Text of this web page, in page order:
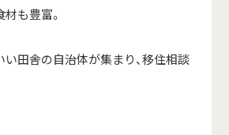
も豊富。
田舎の自治体が集まり、移住相談